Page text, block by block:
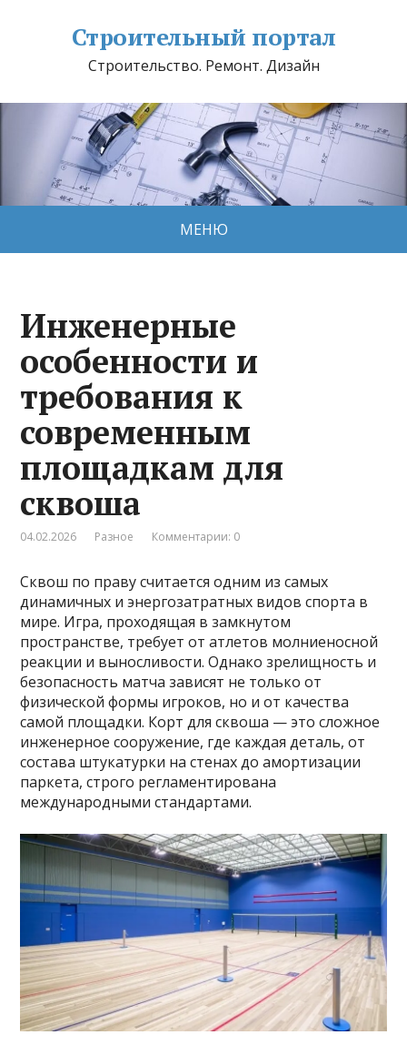
Строительный портал
Строительство. Ремонт. Дизайн
МЕНЮ
Инженерные
особенности и
требования к
современным
площадкам для
сквоша
04.02.2026 Разное Комментарии: 0
Сквош по праву считается одним из самых
динамичных и энергозатратных видов спорта в
мире. Игра, проходящая в замкнутом
пространстве, требует от атлетов молниеносной
реакции и выносливости. Однако зрелищность и
безопасность матча зависят не только от
физической формы игроков, но и от качества
самой площадки. Корт для сквоша — это сложное
инженерное сооружение, где каждая деталь, от
состава штукатурки на стенах до амортизации
паркета, строго регламентирована
международными стандартами.